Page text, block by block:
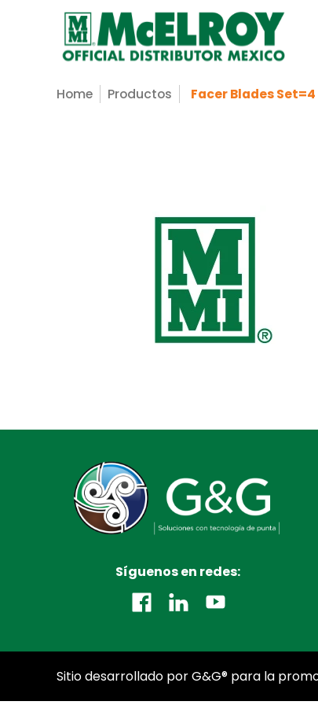
Saltar al contenido principal
Nosotros Servicios Productos
Home Productos Facer Blades
Síguenos en redes:
Sitio desarrollado por G&G® para la